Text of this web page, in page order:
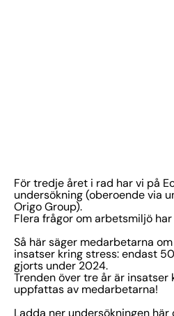
För tredje året i rad har vi på
undersökning (oberoende via
Origo Group).
Flera frågor om arbetsmiljö
Så här säger medarbetarna
insatser kring stress: endast
gjorts under 2024.
Trenden över tre år är insatser
uppfattas av medarbetarna!
Ladda ner undersökningen